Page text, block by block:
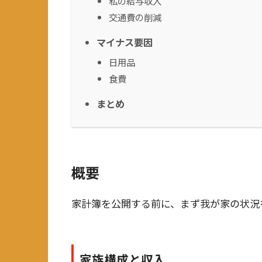
交通費の削減
マイナス要因
日用品
食費
まとめ
概要
家計簿を公開する前に、まず我が家の状